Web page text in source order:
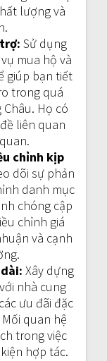
lượng và
Sử dụng
mua hộ và
giúp bạn tiết
trong quá
Họ có
liên quan
chỉnh kịp
dõi sự phản
danh mục
chóng cập
chỉnh giá
và cạnh
Xây dựng
nhà cung
ưu đãi đặc
quan hệ
trong việc
hợp tác.